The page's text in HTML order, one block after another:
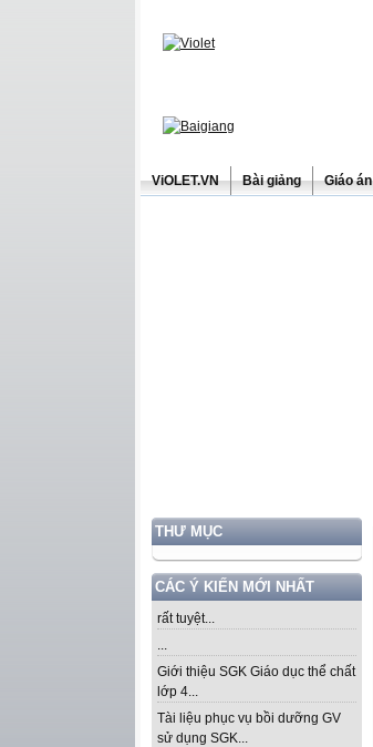
ViOLET.VN Bài giảng Giáo án
THƯ MỤC
CÁC Ý KIẾN MỚI NHẤT
rất tuyệt...
...
Giới thiệu SGK Giáo dục thể chất
lớp 4...
Tài liệu phục vụ bồi dưỡng GV
sử dụng SGK...